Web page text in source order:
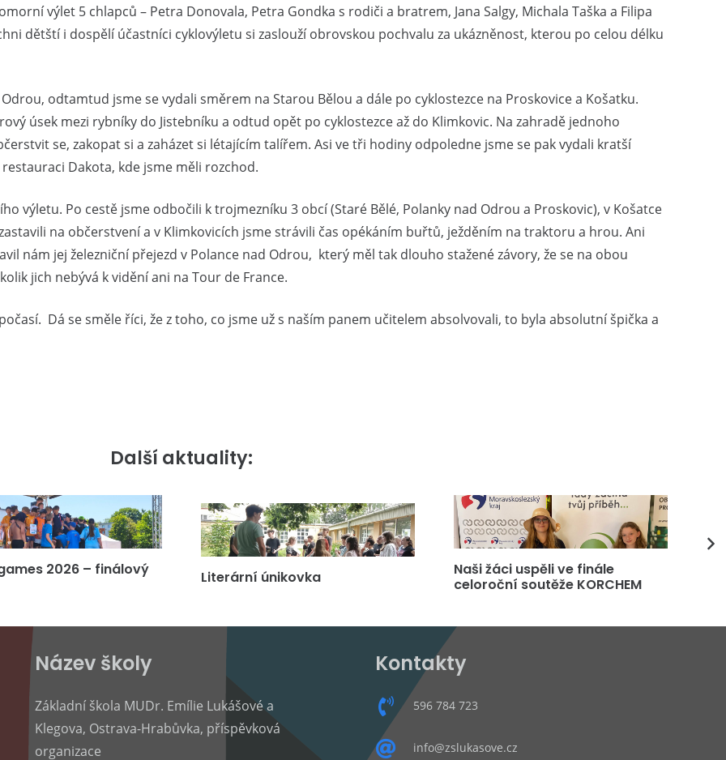
výlet 5 chlapců – Petra Donovala, Petra Gondka s rodiči a bratrem, Jana Salgy, Michala Taška a Filipa
dětští i dospělí účastníci cyklovýletu si zaslouží obrovskou pochvalu za ukázněnost, kterou po celou délku
odtamtud jsme se vydali směrem na Starou Bělou a dále po cyklostezce na Proskovice a Košatku.
úsek mezi rybníky do Jistebníku a odtud opět po cyklostezce až do Klimkovic. Na zahradě jednoho
se, zakopat si a zaházet si létajícím talířem. Asi ve tři hodiny odpoledne jsme se pak vydali kratší
Dakota, kde jsme měli rozchod.
výletu. Po cestě jsme odbočili k trojmezníku 3 obcí (Staré Bělé, Polanky nad Odrou a Proskovic), v Košatce
na občerstvení a v Klimkovicích jsme strávili čas opékáním buřtů, ježděním na traktoru a hrou. Ani
nám jej železniční přejezd v Polance nad Odrou, který měl tak dlouho stažené závory, že se na obou
jich nebývá k vidění ani na Tour de France.
Dá se směle říci, že z toho, co jsme už s naším panem učitelem absolvovali, to byla absolutní špička a
Další aktuality:
2026 – finálový
Literární únikovka
Naši žáci uspěli ve finále
celoroční soutěže KORCHEM
Název školy
Základní škola MUDr. Emílie Lukášové a
Klegova, Ostrava-Hrabůvka, příspěvková
organizace
Kontakty
596 784 723
info@zslukasove.cz